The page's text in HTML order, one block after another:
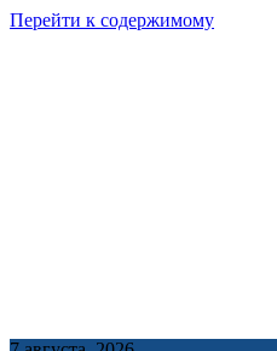
Перейти к содержимому